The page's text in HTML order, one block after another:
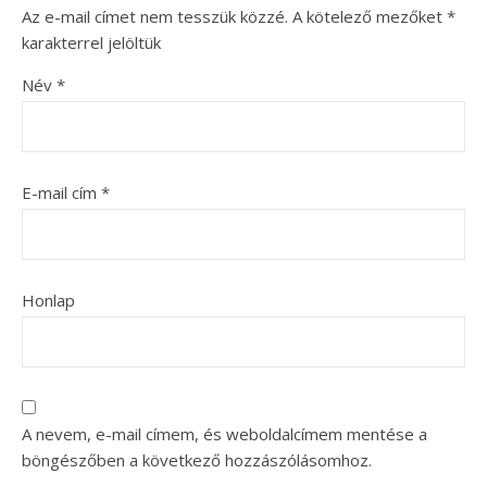
Az e-mail címet nem tesszük közzé. A kötelező mezőket *
karakterrel jelöltük
Név *
E-mail cím *
Honlap
A nevem, e-mail címem, és weboldalcímem mentése a
böngészőben a következő hozzászólásomhoz.